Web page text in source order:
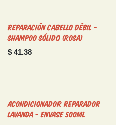
Reparación Cabello Débil -
Shampoo Sólido (Rosa)
$ 41.38
Acondicionador Reparador
Lavanda - Envase 500ml